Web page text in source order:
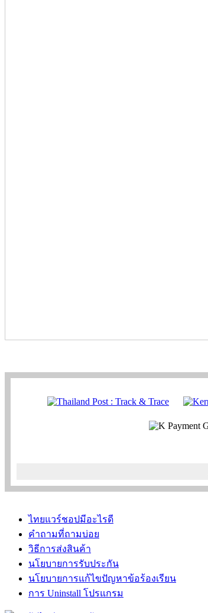
ไทยแวร์ชอปมีอะไรดี
คำถามที่ถามบ่อย
วิธีการส่งสินค้า
นโยบายการรับประกัน
นโยบายการแก้ไขปัญหาข้อร้องเรียน
การ Uninstall โปรแกรม